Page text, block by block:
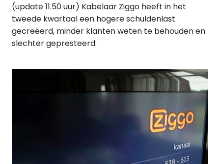
(update 11.50 uur) Kabelaar Ziggo heeft in het
tweede kwartaal een hogere schuldenlast
gecreëerd, minder klanten weten te behouden en
slechter gepresteerd.